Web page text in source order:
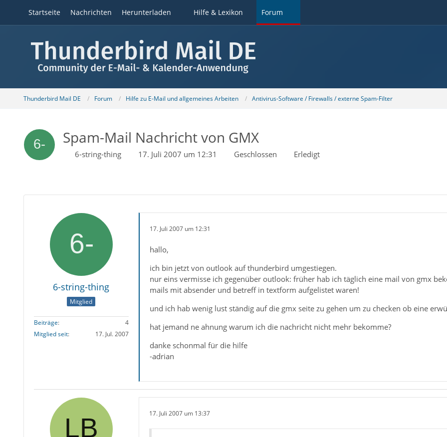
Startseite Nachrichten Herunterladen Hilfe & Lexikon Forum
Thunderbird Mail DE Forum Hilfe zu E-Mail und allgemeines Arbeiten Antivirus-Software / Firewalls / externe Spam-Filter
Spam-Mail Nachricht von GMX
6-string-thing 17. Juli 2007 um 12:31 Geschlossen Erledigt
6-string-thing
Mitglied
Beiträge
4
Mitglied seit
17. Jul. 2007
17. Juli 2007 um 12:31
hallo,
ich bin jetzt von outlook auf thunderbird umgestiegen.
nur eins vermisse ich gegenüber outlook: früher hab ich täglich eine mail von gmx
mails mit absender und betreff in textform aufgelistet waren!
und ich hab wenig lust ständig auf die gmx seite zu gehen um zu checken ob eine
hat jemand ne ahnung warum ich die nachricht nicht mehr bekomme?
danke schonmal für die hilfe
-adrian
17. Juli 2007 um 13:37